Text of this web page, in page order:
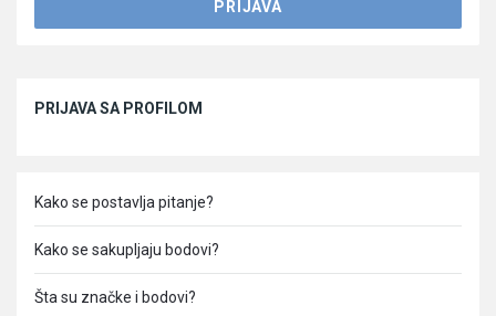
PRIJAVA SA PROFILOM
Kako se postavlja pitanje?
Kako se sakupljaju bodovi?
Šta su značke i bodovi?